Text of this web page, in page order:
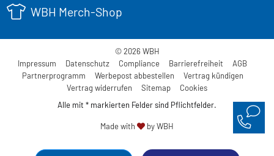
WBH Merch-Shop
© 2026 WBH
Impressum
Datenschutz Compliance Barrierefreiheit
AGB
Partnerprogramm
Werbepost abbestellen
Vertrag kündigen
Vertrag widerrufen
Sitemap
Cookies
Alle mit * markierten Felder sind Pflichtfelder.
Made with by WBH